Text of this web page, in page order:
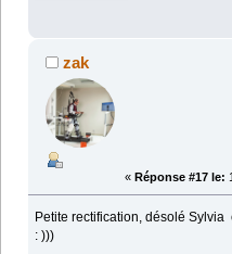
zak
« Réponse #17 le:
Petite rectification, désolé Sylvia
: )))